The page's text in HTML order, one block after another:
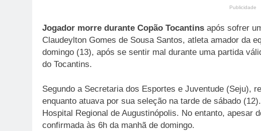
Publicidade
Jogador morre durante Copão Tocantins após sofrer
Claudeylton Gomes de Sousa Santos, atleta amador da
domingo (13), após se sentir mal durante uma partida
do Tocantins.
Segundo a Secretaria dos Esportes e Juventude (Seju),
enquanto atuava por sua seleção na tarde de sábado
Hospital Regional de Augustinópolis. No entanto, apesar
confirmada às 6h da manhã de domingo.